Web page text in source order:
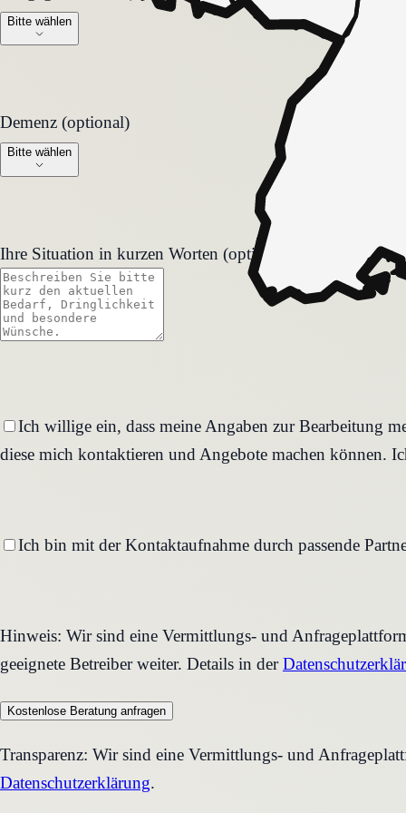
Bitte wählen
Demenz (optional)
Demenz (optional)
Bitte wählen
Ihre Situation in kurzen Worten (optional)
Ich willige ein, dass meine Angaben zur Bearbeitung
diese mich kontaktieren und Angebote machen können.
Ich bin mit der Kontaktaufnahme durch passende
Hinweis: Wir sind eine Vermittlungs- und
geeignete Betreiber weiter. Details in der
Kostenlose Beratung anfragen
Transparenz: Wir sind eine Vermittlungs- und
Datenschutzerklärung.